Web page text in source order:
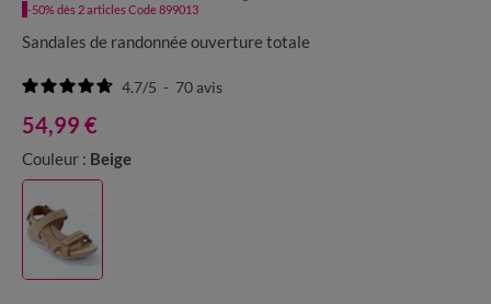
-50% dès 2 articles Code 899013
Sandales de randonnée ouverture totale
4.7/5 - 70avis
54,99 €
Couleur : Beige